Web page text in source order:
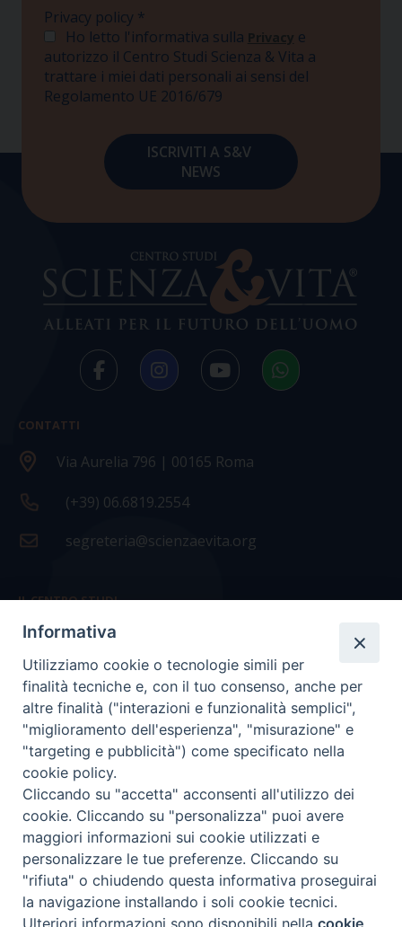
Privacy policy *
Ho letto l'informativa sulla Privacy e
autorizzo il Centro Studi Scienza & Vita a
trattare i miei dati personali ai sensi del
Regolamento UE 2016/679
CONTATTI
Via Aurelia 796 | 00165 Roma
(+39) 06.6819.2554
segreteria@scienzaevita.org
IL CENTRO STUDI
La nostra storia
Statuto
Presidenza e ufficio presidenza
Consiglio scientifico
Coordinamento nazionale
COPYRIGHT Scienza & Vita - C.F96600690588- Tutti i
diritti -Privacy- Credits
Informativa
Utilizziamo cookie o tecnologie simili per
finalità tecniche e, con il tuo consenso, anche per
altre finalità ("interazioni e funzionalità semplici",
"miglioramento dell'esperienza", "misurazione" e
"targeting e pubblicità") come specificato nella
cookie policy.
Cliccando su "accetta" acconsenti all'utilizzo dei
cookie. Cliccando su "personalizza" puoi avere
maggiori informazioni sui cookie utilizzati e
personalizzare le tue preferenze. Cliccando su
"rifiuta" o chiudendo questa informativa proseguirai
la navigazione installando i soli cookie tecnici.